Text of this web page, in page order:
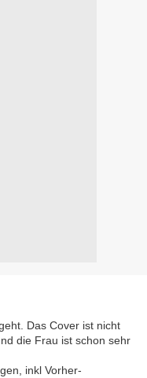
Das Cover ist nicht
die Frau ist schon sehr
inkl Vorher-